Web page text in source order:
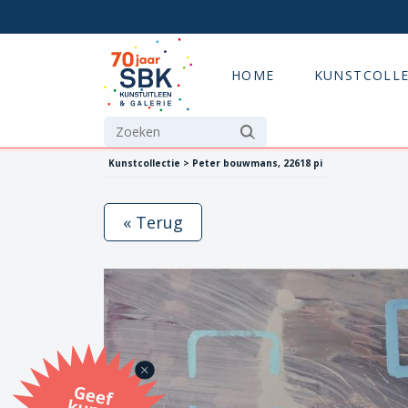
HOME
Kunstcollectie > Peter bouwmans, 22618 pi
G
eef
u
n
st
a
d
o
m
et
e SB
K
u
n
stb
o
n
« Terug